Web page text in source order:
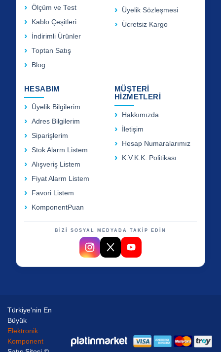
Ölçüm ve Test
Kablo Çeşitleri
İndirimli Ürünler
Toptan Satış
Blog
Üyelik Sözleşmesi
Ücretsiz Kargo
HESABIM
Üyelik Bilgilerim
Adres Bilgilerim
Siparişlerim
Stok Alarm Listem
Alışveriş Listem
Fiyat Alarm Listem
Favori Listem
KomponentPuan
MÜŞTERİ
HİZMETLERİ
Hakkımızda
İletişim
Hesap Numaralarımız
K.V.K.K. Politikası
BİZİ SOSYAL MEDYADA TAKİP EDİN
Türkiye'nin En
Büyük
Elektronik
Komponent